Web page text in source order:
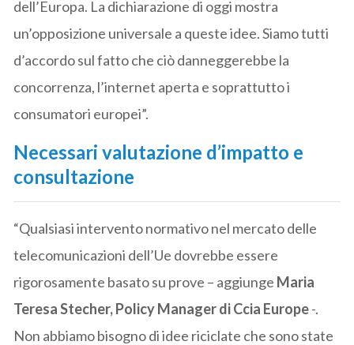
dell’Europa. La dichiarazione di oggi mostra
un’opposizione universale a queste idee. Siamo tutti
d’accordo sul fatto che ciò danneggerebbe la
concorrenza, l’internet aperta e soprattutto i
consumatori europei”.
Necessari valutazione d’impatto e
consultazione
“Qualsiasi intervento normativo nel mercato delle
telecomunicazioni dell’Ue dovrebbe essere
rigorosamente basato su prove – aggiunge Maria
Teresa Stecher, Policy Manager di Ccia Europe-.
Non abbiamo bisogno di idee riciclate che sono state